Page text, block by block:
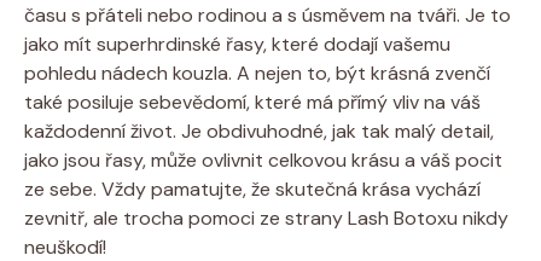
času s přáteli nebo rodinou a s úsměvem na tváři. Je to
jako mít superhrdinské řasy, které dodají vašemu
pohledu nádech kouzla. A nejen to, být krásná zvenčí
také posiluje sebevědomí, které má přímý vliv na váš
každodenní život. Je obdivuhodné, jak tak malý detail,
jako jsou řasy, může ovlivnit celkovou krásu a váš pocit
ze sebe. Vždy pamatujte, že skutečná krása vychází
zevnitř, ale trocha pomoci ze strany Lash Botoxu nikdy
neuškodí!